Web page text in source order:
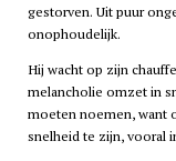
gestorven. Uit puur
onophoudelijk.
Hij wacht op zijn
melancholie omzet in
moeten noemen, want
snelheid te zijn, vooral